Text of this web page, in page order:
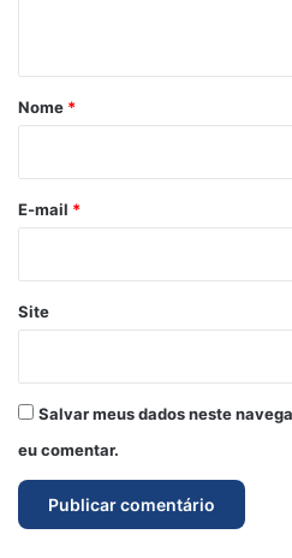
r
*
Nome *
E-mail *
Site
Salvar meus dados neste
eu comentar.